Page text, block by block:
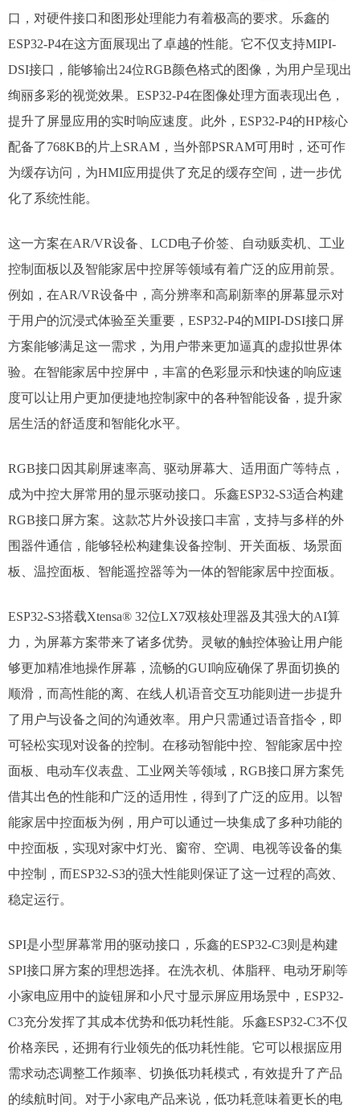
口，对硬件接口和图形处理能力有着极高的要求。乐鑫的
ESP32-P4在这方面展现出了卓越的性能。它不仅支持MIPI-
DSI接口，能够输出24位RGB颜色格式的图像，为用户呈现出
绚丽多彩的视觉效果。ESP32-P4在图像处理方面表现出色，
提升了屏显应用的实时响应速度。此外，ESP32-P4的HP核心
配备了768KB的片上SRAM，当外部PSRAM可用时，还可作
为缓存访问，为HMI应用提供了充足的缓存空间，进一步优
化了系统性能。​
这一方案在AR/VR设备、LCD电子价签、自动贩卖机、工业
控制面板以及智能家居中控屏等领域有着广泛的应用前景。
例如，在AR/VR设备中，高分辨率和高刷新率的屏幕显示对
于用户的沉浸式体验至关重要，ESP32-P4的MIPI-DSI接口屏
方案能够满足这一需求，为用户带来更加逼真的虚拟世界体
验。在智能家居中控屏中，丰富的色彩显示和快速的响应速
度可以让用户更加便捷地控制家中的各种智能设备，提升家
居生活的舒适度和智能化水平。​
RGB接口因其刷屏速率高、驱动屏幕大、适用面广等特点，
成为中控大屏常用的显示驱动接口。乐鑫ESP32-S3适合构建
RGB接口屏方案。这款芯片外设接口丰富，支持与多样的外
围器件通信，能够轻松构建集设备控制、开关面板、场景面
板、温控面板、智能遥控器等为一体的智能家居中控面板。​
ESP32-S3搭载Xtensa® 32位LX7双核处理器及其强大的AI算
力，为屏幕方案带来了诸多优势。灵敏的触控体验让用户能
够更加精准地操作屏幕，流畅的GUI响应确保了界面切换的
顺滑，而高性能的离、在线人机语音交互功能则进一步提升
了用户与设备之间的沟通效率。用户只需通过语音指令，即
可轻松实现对设备的控制。在移动智能中控、智能家居中控
面板、电动车仪表盘、工业网关等领域，RGB接口屏方案凭
借其出色的性能和广泛的适用性，得到了广泛的应用。以智
能家居中控面板为例，用户可以通过一块集成了多种功能的
中控面板，实现对家中灯光、窗帘、空调、电视等设备的集
中控制，而ESP32-S3的强大性能则保证了这一过程的高效、
稳定运行。
SPI是小型屏幕常用的驱动接口，乐鑫的ESP32-C3则是构建
SPI接口屏方案的理想选择。在洗衣机、体脂秤、电动牙刷等
小家电应用中的旋钮屏和小尺寸显示屏应用场景中，ESP32-
C3充分发挥了其成本优势和低功耗性能。​乐鑫ESP32-C3不仅
价格亲民，还拥有行业领先的低功耗性能。它可以根据应用
需求动态调整工作频率、切换低功耗模式，有效提升了产品
的续航时间。对于小家电产品来说，低功耗意味着更长的电